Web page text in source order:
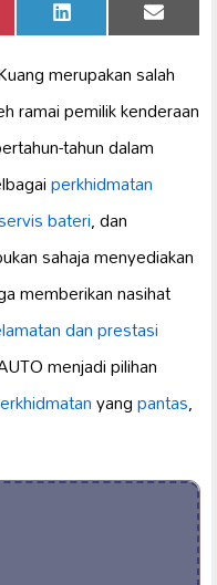
Share
on
LinkedIn Share
on
Email
merupakan salah
ramai pemilik kenderaan
tahun dalam
perkhidmatan
bateri, dan
sahaja menyediakan
memberikan nasihat
dan prestasi
menjadi pilihan
yangpantas,